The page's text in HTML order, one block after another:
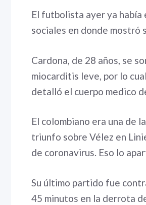
El futbolista ayer ya
sociales en donde mostró
Cardona, de 28 años, se
miocarditis leve, por lo
detalló el cuerpo medico
El colombiano era una de
triunfo sobre Vélez en
de coronavirus. Eso lo
Su último partido fue
45 minutos en la derrota